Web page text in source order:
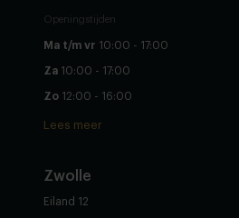
Openingstijden
Ma t/m vr 10:00 - 17:00
Za 10:00 - 17:00
Zo 12:00 - 16:00
Lees meer
Zwolle
Eiland 12